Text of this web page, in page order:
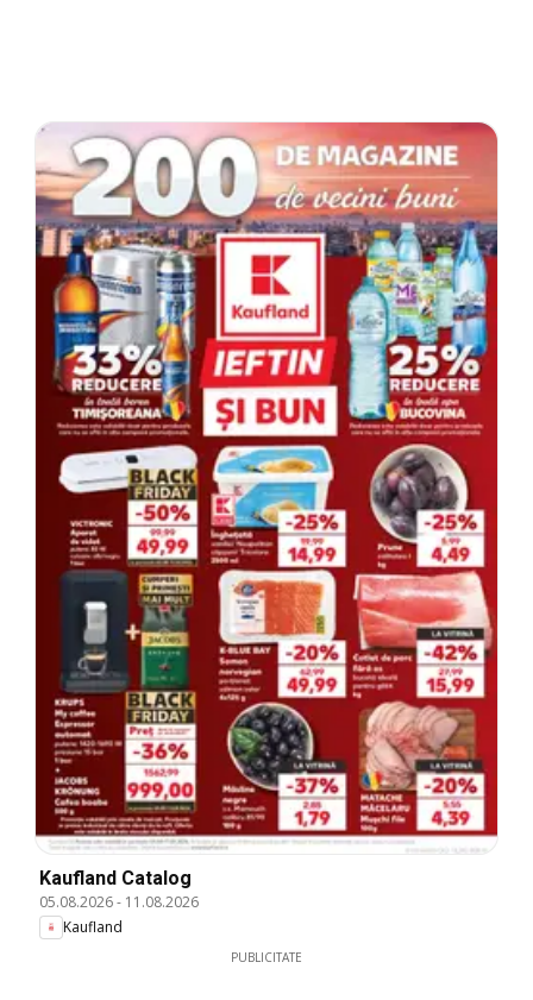
Kaufland Catalog
05.08.2026- 11.08.2026
Kaufland
PUBLICITATE